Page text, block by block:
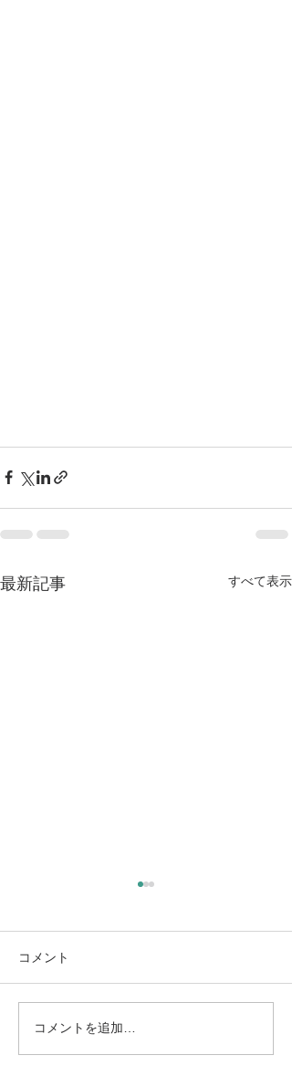
最新記事 すべて表示
8/13（木）L’instant（ラン
スタン）｜高木日向子、
コメント
コメントを追加…